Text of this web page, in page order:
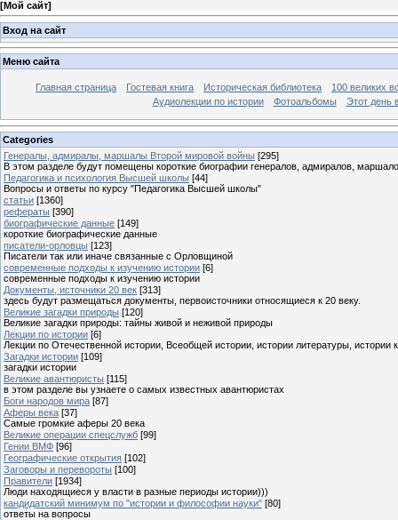
[Мой сайт]
Вход на сайт
Меню сайта
Главная страница Гостевая книга Историческая библиотека
100 великих
Аудиолекции по истории
Фотоальбомы Этот день
Categories
Генералы, адмиралы, маршалы Второй мировой войны [295]
В этом разделе будут помещены короткие биографии генералов, адмиралов,
Педагогика и психология Высшей школы [44]
Вопросы и ответы по курсу "Педагогика Высшей школы"
статьи [1360]
рефераты [390]
биографические данные [149]
короткие биографические данные
писатели-орловцы [123]
Писатели так или иначе связанные с Орловщиной
современные подходы к изучению истории [6]
современные подходы к изучению истории
Документы, источники 20 век [313]
здесь будут размещаться документы, первоисточники относящиеся к 20 веку.
Великие загадки природы [120]
Великие загадки природы: тайны живой и неживой природы
Лекции по истории [6]
Лекции по Отечественной истории, Всеобщей истории, истории литературы, истории
Загадки истории [109]
загадки истории
Великие авантюристы [115]
в этом разделе вы узнаете о самых известных авантюристах
Боги народов мира [87]
Аферы века [37]
Самые громкие аферы 20 века
Великие операции спецслужб [99]
Гении ВМФ [96]
Географические открытия [102]
Заговоры и перевороты [100]
Правители [1934]
Люди находящиеся у власти в разные периоды истории)))
кандидатский минимум по "истории и философии науки" [80]
ответы на вопросы